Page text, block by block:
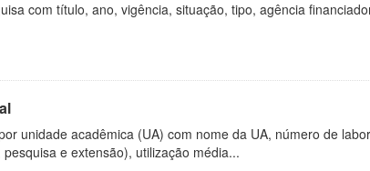
com título, ano, vigência, situação, tipo, agência
unidade acadêmica (UA) com nome da UA, número de
e extensão), utilização média...